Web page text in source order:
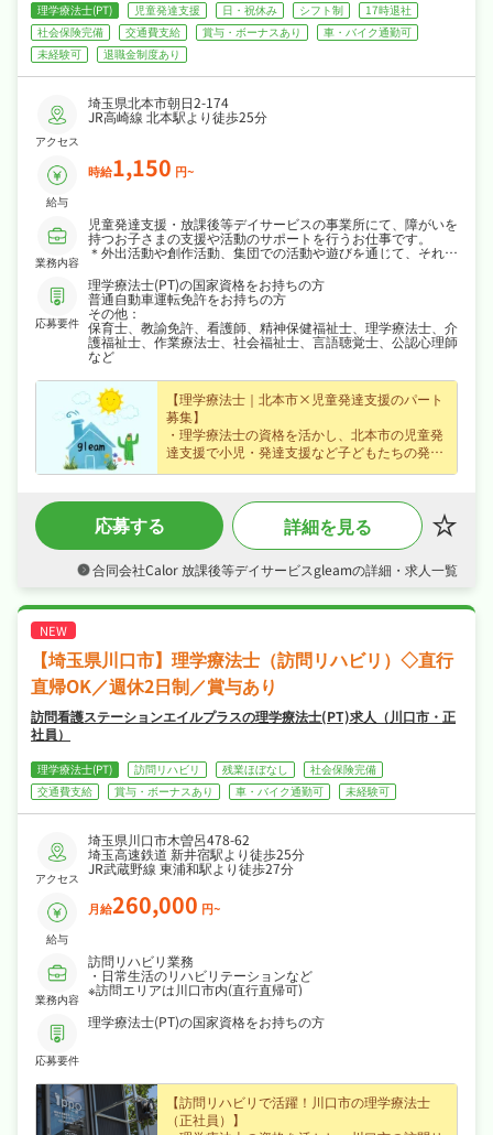
理学療法士(PT) 児童発達支援 日・祝休み シフト制
17時退社
社会保険完備
交通費支給 賞与・ボーナスあり
車・バイク通勤可
未経験可
退職金制度あり
アクセス
埼玉県北本市朝日2-174
JR高崎線 北本駅より徒歩25分
給与
時給1,150 円~
業務内容
児童発達支援・放課後等デイサービスの事業所にて、障がいを
持つお子さまの支援や活動のサポートを行うお仕事です。
＊外出活動や創作活動、集団での活動や遊びを通じて、それぞ
ールや動作を学び身につけていきます。
＊送迎業務があります。（学校へのお迎えや、お自宅まで送り
など）
応募要件
理学療法士(PT)の国家資格をお持ちの方
普通自動車運転免許をお持ちの方
その他：
保育士、教諭免許、看護師、精神保健福祉士、理学療法士、介
護福祉士、作業療法士、社会福祉士、言語聴覚士、公認心理師
など
【理学療法士｜北本市×児童発達支援のパート
募集】
・理学療法士の資格を活かし、北本市の児童発
達支援で小児・発達支援など子どもたちの発達
・賞与あり・昇給ありなど好待遇で、時給
1,150円のパート・アルバイト求人、効率よく
収入を得られます☆
期休暇も取りやすくプライベートも大切にしな
・社会保険完備、退職金制度あり、産休・育休
応募する 詳細を見る
合同会社Calor 放課後等デイサービスgleamの詳細・求人一覧
【埼玉県川口市】理学療法士（訪問リハビリ）◇直行
直帰OK／週休2日制／賞与あり
訪問看護ステーションエイルプラスの理学療法士(PT)求人（川口市・正
社員）
理学療法士(PT) 訪問リハビリ 残業ほぼなし
社会保険完備
交通費支給
賞与・ボーナスあり 車・バイク通勤可 未経験可
アクセス
埼玉県川口市木曽呂478-62
埼玉高速鉄道 新井宿駅より徒歩25分
JR武蔵野線 東浦和駅より徒歩27分
給与
月給260,000 円~
業務内容
訪問リハビリ業務
・日常生活のリハビリテーションなど
※訪問エリアは川口市内(直行直帰可)
応募要件
理学療法士(PT)の国家資格をお持ちの方
【訪問リハビリで活躍！川口市の理学療法士
（正社員）】